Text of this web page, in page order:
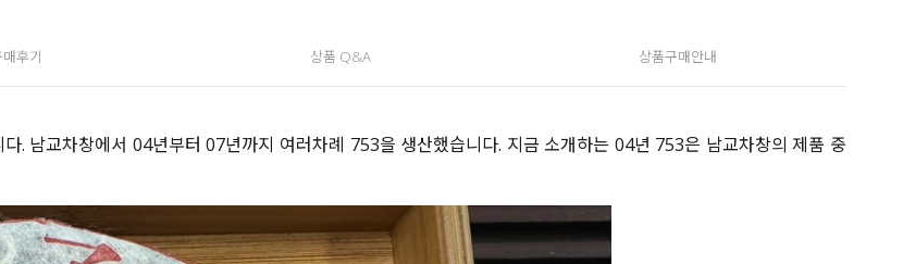
후기 상품 Q&A 상품구매안내
. 남교차창에서 04년부터 07년까지 여러차례 753을 생산했습니다. 지금 소개하는 04년 753은 남교차창의 제품 중